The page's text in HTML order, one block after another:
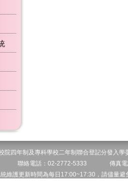
院四年制及專科學校二年制聯合登記分發
聯絡電話：02-2772-5333 傳真
維護更新時間為每日17:00~17:30，請儘量